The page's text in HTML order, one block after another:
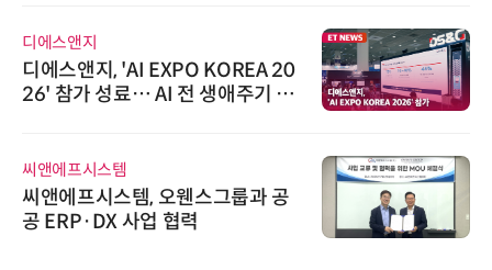
디에스앤지
디에스앤지, 'AI EXPO KOREA 20
26' 참가 성료… AI 전 생애주기 아
씨앤에프시스템
씨앤에프시스템, 오웬스그룹과 공
공 ERP·DX 사업 협력